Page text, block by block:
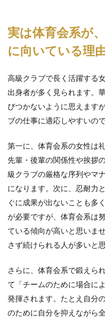
実は体育会系が
に向いている理
高級クラブで長く活躍する
出身者が多く見られます。
びつかないように思えます
ブの仕事に適応しやすいので
第一に、体育会系の女性は
先輩・後輩の関係性や挨拶
級クラブの厳格な序列やマ
になります。次に、忍耐力
ぐに成果が出ないことも多
が必要ですが、体育会系は
ている傾向が高いと思いま
さず続けられる人が多いと思
さらに、体育会系で鍛えら
て「チームのために場合に
発揮されます。たとえ自分
のために自分を抑えながら